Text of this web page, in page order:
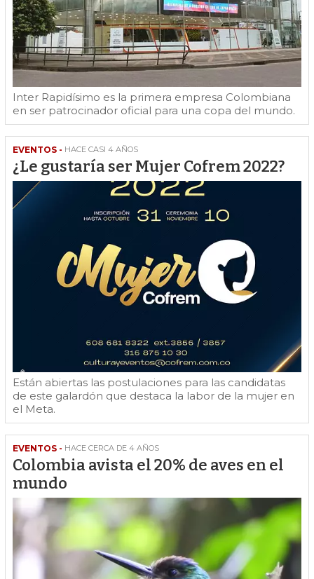
Inter Rapidísimo es la primera empresa Colombiana
en ser patrocinador oficial para una copa del mundo.
EVENTOS - HACE CASI 4 AÑOS
¿Le gustaría ser Mujer Cofrem 2022?
Están abiertas las postulaciones para las candidatas
de este galardón que destaca la labor de la mujer en
el Meta.
EVENTOS - HACE CERCA DE 4 AÑOS
Colombia avista el 20% de aves en el
mundo